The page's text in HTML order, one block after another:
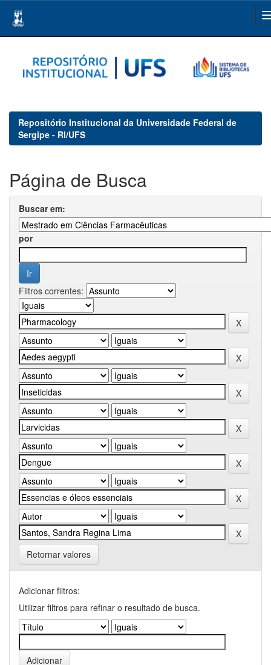
navigation
Repositório Institucional da Universidade Federal de
Sergipe - RI/UFS
Página de Busca
Buscar em:
por
Filtros correntes:
Retornar valores
Adicionar filtros:
Utilizar filtros para refinar o resultado de busca.